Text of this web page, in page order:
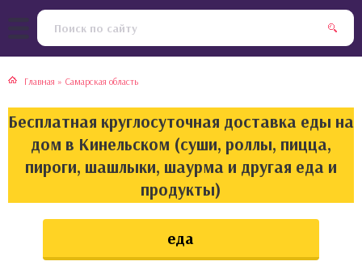
Главная » Самарская область
Бесплатная круглосуточная доставка еды на
дом в Кинельском (суши, роллы, пицца,
пироги, шашлыки, шаурма и другая еда и
продукты)
еда
кухня
кухня
кухня
кухня
булочки